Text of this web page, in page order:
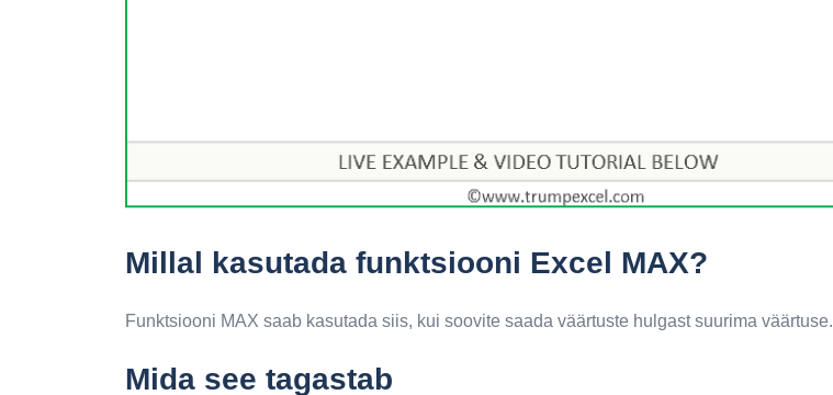
Millal kasutada funktsiooni Excel MAX?
Funktsiooni MAX saab kasutada siis, kui soovite saada väärtuste hulgast suurima väärtuse.
Mida see tagastab